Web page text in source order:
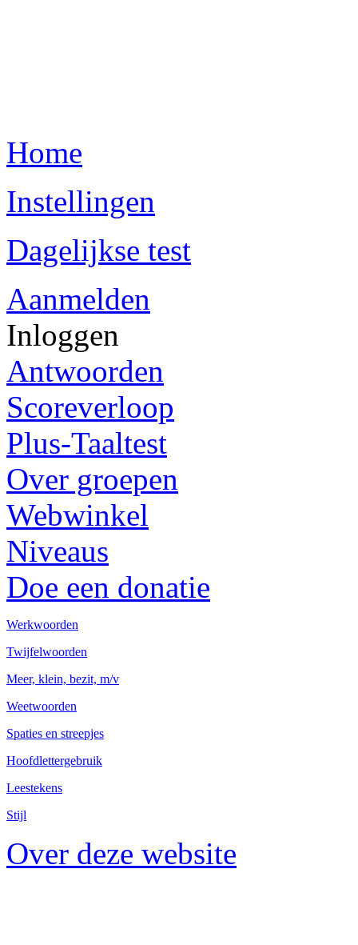
Home
Instellingen
Dagelijkse test
Aanmelden
Inloggen
Antwoorden
Scoreverloop
Plus-Taaltest
Over groepen
Webwinkel
Niveaus
Doe een donatie
Werkwoorden
Twijfelwoorden
Meer, klein, bezit, m/v
Weetwoorden
Spaties en streepjes
Hoofdlettergebruik
Leestekens
Stijl
Over deze website